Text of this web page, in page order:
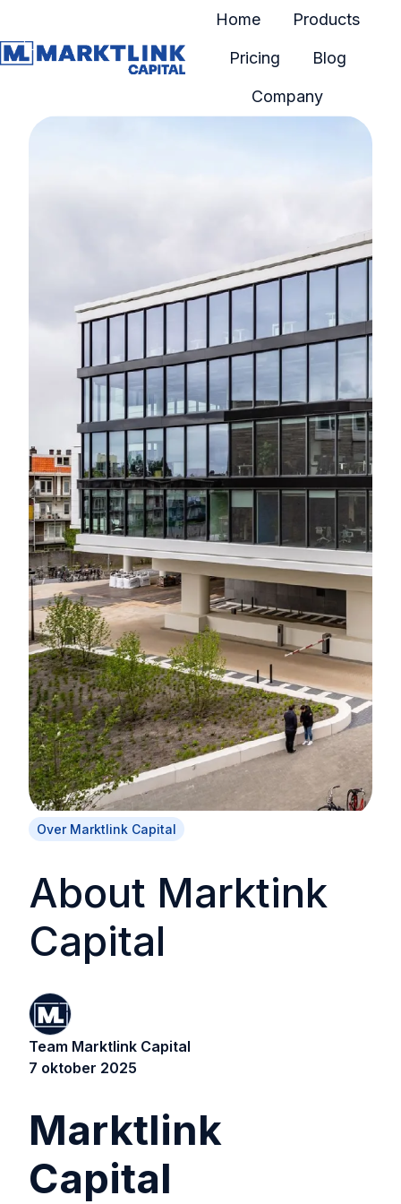
Home Products
Pricing Blog
Company
Over Marktlink Capital
About Marktink
Capital
Team Marktlink Capital
7 oktober 2025
Marktlink
Capital